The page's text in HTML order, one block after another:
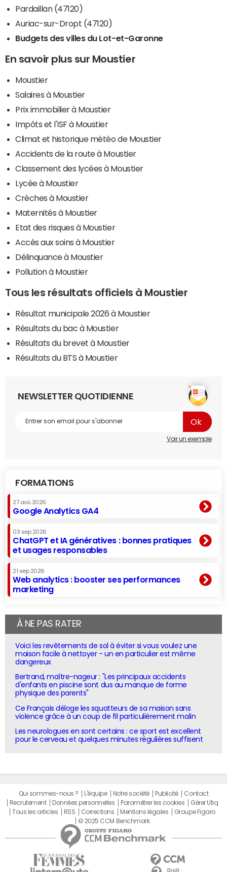
Pardaillan (47120)
Auriac-sur-Dropt (47120)
Budgets des villes du Lot-et-Garonne
En savoir plus sur Moustier
Moustier
Salaires à Moustier
Prix immobilier à Moustier
Impôts et l'ISF à Moustier
Climat et historique météo de Moustier
Accidents de la route à Moustier
Classement des lycées à Moustier
Lycée à Moustier
Crèches à Moustier
Maternités à Moustier
Etat des risques à Moustier
Accès aux soins à Moustier
Délinquance à Moustier
Pollution à Moustier
Tous les résultats officiels à Moustier
Résultat municipale 2026 à Moustier
Résultats du bac à Moustier
Résultats du brevet à Moustier
Résultats du BTS à Moustier
NEWSLETTER QUOTIDIENNE
Voir un exemple
FORMATIONS
27 aoû 2026
Google Analytics GA4
03 sep 2026
ChatGPT et IA génératives : bonnes pratiques
et usages responsables
21 sep 2026
Web analytics : booster ses performances
marketing
À NE PAS RATER
Voici les revêtements de sol à éviter si vous voulez une
maison facile à nettoyer - un en particulier est même
dangereux
Bertrand, maître-nageur : "Les principaux accidents
d'enfants en piscine sont dus au manque de forme
physique des parents"
Ce Français déloge les squatteurs de sa maison sans
violence grâce à un coup de fil particulièrement malin
Les neurologues en sont certains : ce sport est excellent
pour le cerveau et quelques minutes régulières suffisent
Qui sommes-nous ? L'équipe Notre société Publicité
Contact
Recrutement
Données personnelles Paramétrer les cookies
Gérer Utiq
Tous les articles
RSS Corrections Mentions légales
Groupe Figaro
© 2025 CCM Benchmark